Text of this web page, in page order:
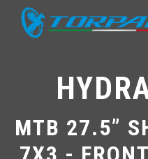
MTB 27.5”